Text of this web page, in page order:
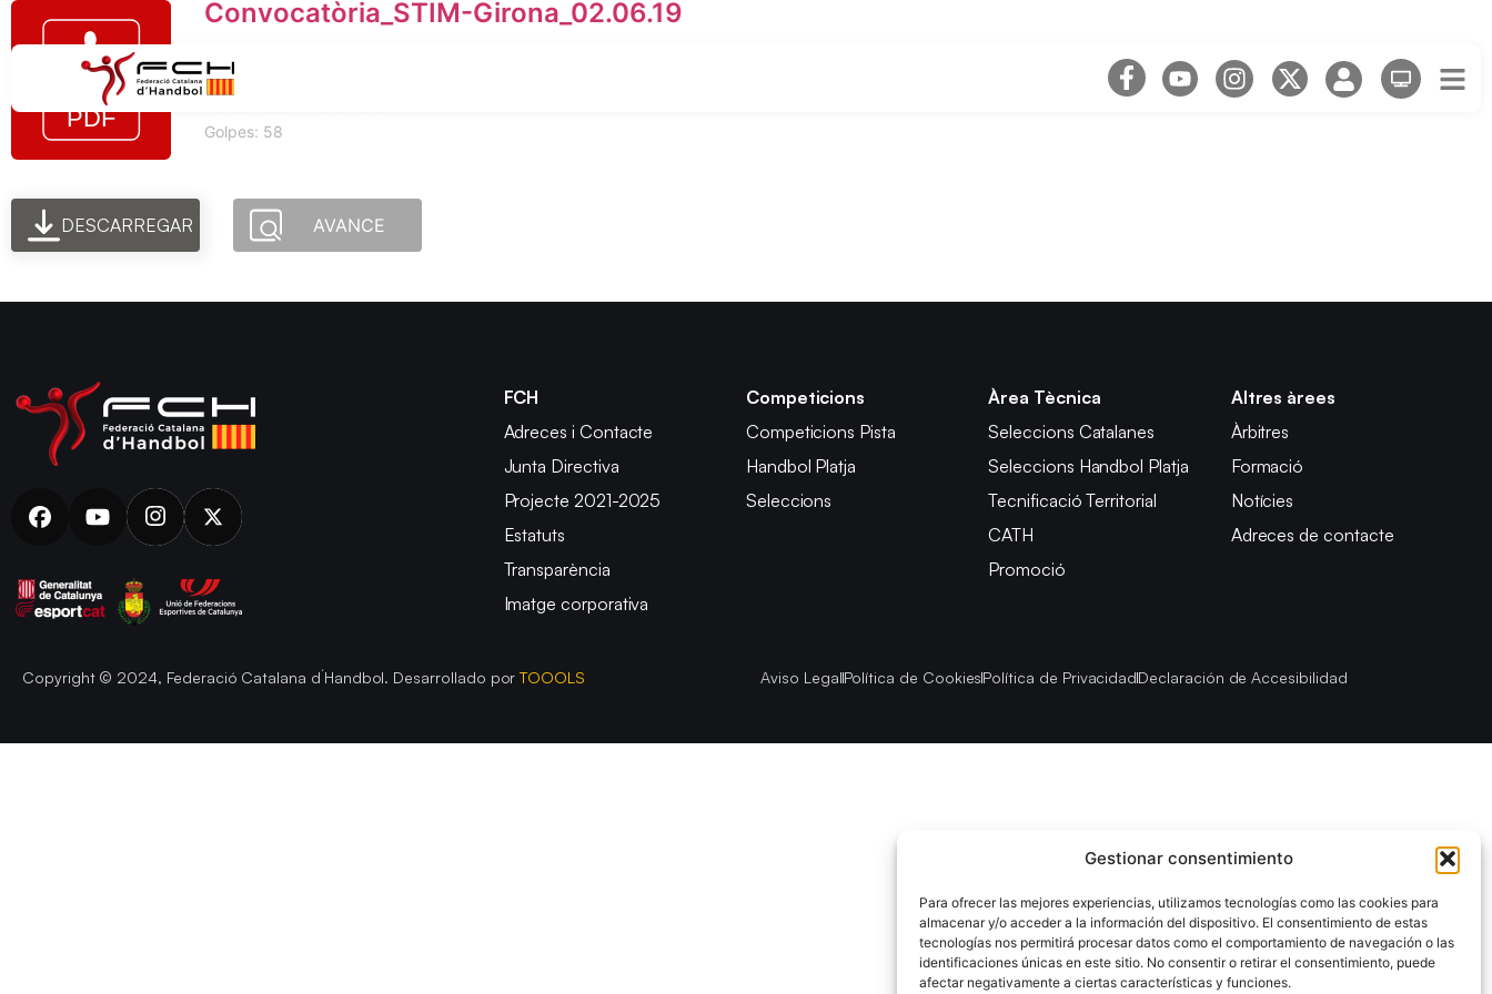
Gestionar consentimiento
Para ofrecer las mejores experiencias, utilizamos tecnologías como las cookies para
almacenar y/o acceder a la información del dispositivo. El consentimiento de estas
tecnologías nos permitirá procesar datos como el comportamiento de navegación o las
identificaciones únicas en este sitio. No consentir o retirar el consentimiento, puede
afectar negativamente a ciertas características y funciones.
Convocatòria_STIM-Girona_02.06.19
Creado: 21-03-2025
Golpes: 58
DESCARREGAR AVANCE
FCH
Adreces i Contacte
Junta Directiva
Projecte 2021-2025
Estatuts
Transparència
Imatge corporativa
Competicions
Competicions Pista
Handbol Platja
Seleccions
Àrea Tècnica
Seleccions Catalanes
Seleccions Handbol Platja
Tecnificació Territorial
CATH
Promoció
Altres àrees
Àrbitres
Formació
Notícies
Adreces de contacte
Copyright © 2024, Federació Catalana d´Handbol. Desarrollado porTOOOLS Aviso LegalPolítica de CookiesPolítica de PrivacidadDeclaración de Accesibilidad